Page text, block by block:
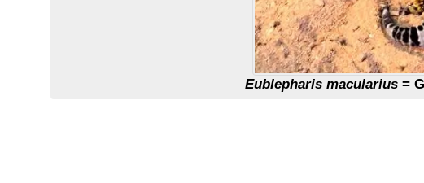
Eublepharis macularius=